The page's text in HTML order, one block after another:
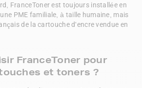
FranceToner est toujours installée en
PME familiale, à taille humaine, mais
de la cartouche d'encre vendue en
FranceToner pour
et toners ?